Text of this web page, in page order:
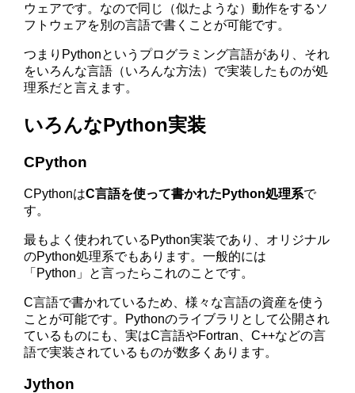
ウェアです。なので同じ（似たような）動作をするソ
フトウェアを別の言語で書くことが可能です。
つまりPythonというプログラミング言語があり、それ
をいろんな言語（いろんな方法）で実装したものが処
理系だと言えます。
いろんなPython実装
CPython
CPythonはC言語を使って書かれたPython処理系で
す。
最もよく使われているPython実装であり、オリジナル
のPython処理系でもあります。一般的には
「Python」と言ったらこれのことです。
C言語で書かれているため、様々な言語の資産を使う
ことが可能です。Pythonのライブラリとして公開され
ているものにも、実はC言語やFortran、C++などの言
語で実装されているものが数多くあります。
Jython